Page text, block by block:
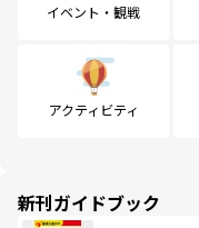
イベント・観戦
アクティビティ
新刊ガイドブック